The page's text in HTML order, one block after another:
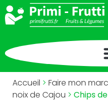
Accueil > Faire mon
noix de Cajou > Chips